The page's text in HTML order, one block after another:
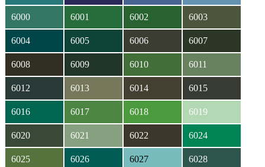
6000 6001 6002 6003
6004 6005 6006 6007
6008 6009 6010 6011
6012 6013 6014 6015
6016 6017 6018 6019
6020 6021 6022 6024
6025 6026 6027 6028